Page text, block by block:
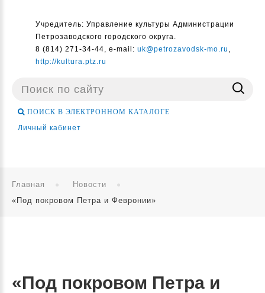
Учредитель: Управление культуры Администрации
Петрозаводского городского округа.
8 (814) 271-34-44, e-mail: uk@petrozavodsk-mo.ru ,
http://kultura.ptz.ru
Поиск
ПОИСК В ЭЛЕКТРОННОМ КАТАЛОГЕ
Личный кабинет
Главная
Новости
«Под покровом Петра и Февронии»
«Под покровом Петра и